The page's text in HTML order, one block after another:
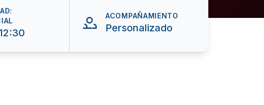
ACOMPAÑAMIENTO
Personalizado